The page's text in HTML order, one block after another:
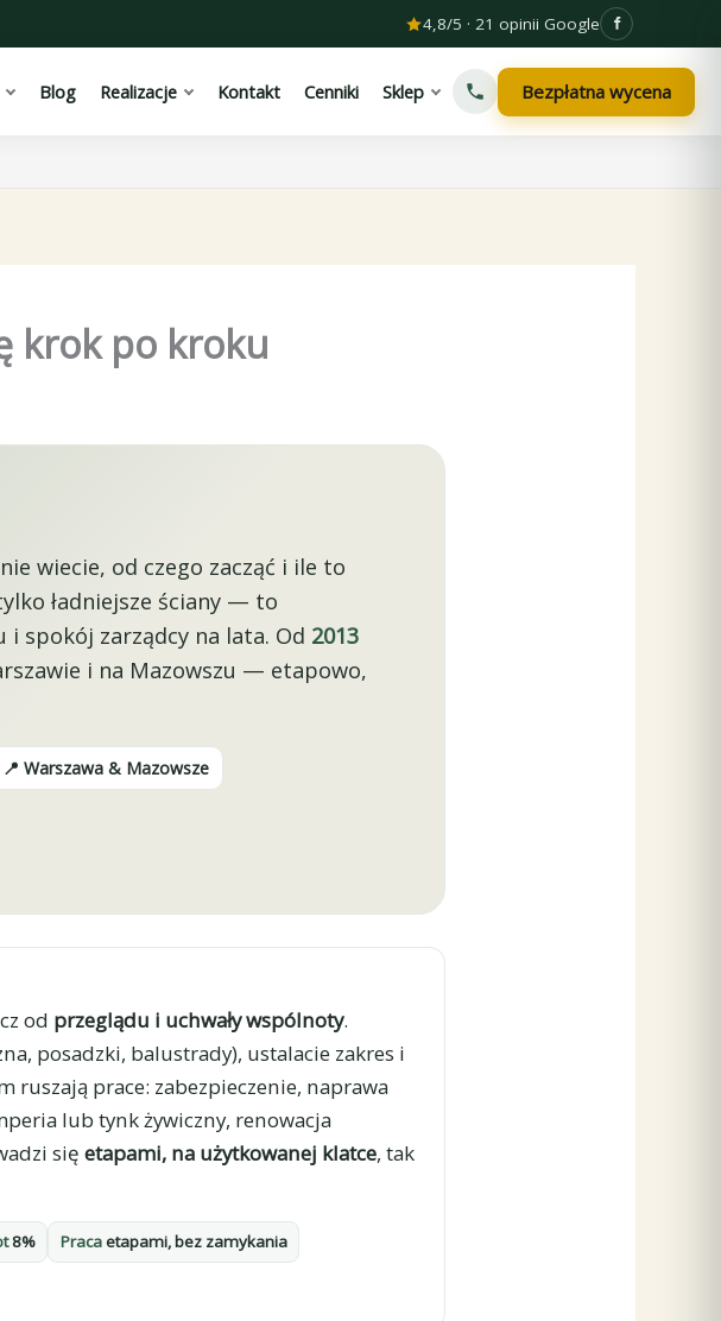
4,8/5 · 21 opinii Google
Blog Realizacje Kontakt Cenniki Sklep Bezpłatna wycena
krok po kroku
wiecie, od czego zacząć i ile to
ładniejsze ściany — to
i spokój zarządcy na lata. Od 2013
i na Mazowszu — etapowo,
📍 Warszawa & Mazowsze
od przeglądu i uchwały wspólnoty.
posadzki, balustrady), ustalacie zakres i
ruszają prace: zabezpieczenie, naprawa
lub tynk żywiczny, renowacja
sięetapami, na użytkowanej klatce, tak
8% Pracaetapami, bez zamykania